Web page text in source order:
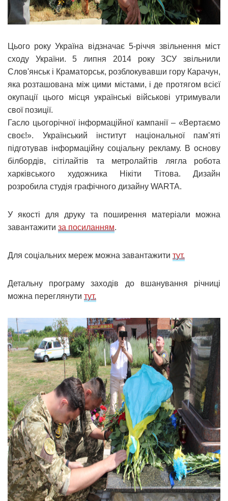
Цього року Україна відзначає 5-річчя звільнення міст
сходу України. 5 липня 2014 року ЗСУ звільнили
Слов'янськ і Краматорськ, розблокувавши гору Карачун,
яка розташована між цими містами, і де протягом всієї
окупації цього місця українські військові утримували
свої позиції.
Гасло цьогорічної інформаційної кампанії – «Вертаємо
своє!». Український інститут національної пам’яті
підготував інформаційну соціальну рекламу. В основу
білбордів, сітілайтів та метролайтів лягла робота
харківського художника Нікіти Тітова. Дизайн
розробила студія графічного дизайну WARTA.
У якості для друку та поширення матеріали можна
завантажити за посиланням.
Для соціальних мереж можна завантажити тут.
Детальну програму заходів до вшанування річниці
можна переглянути тут.